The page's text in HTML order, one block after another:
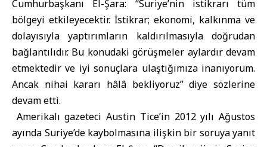
Cumhurbaşkanı El-Şara: “Suriye’nin istikrarı tüm
bölgeyi etkileyecektir. İstikrar; ekonomi, kalkınma ve
dolayısıyla yaptırımların kaldırılmasıyla doğrudan
bağlantılıdır. Bu konudaki görüşmeler aylardır devam
etmektedir ve iyi sonuçlara ulaştığımıza inanıyorum.
Ancak nihai kararı hâlâ bekliyoruz” diye sözlerine
devam etti.
Amerikalı gazeteci Austin Tice’in 2012 yılı Ağustos
ayında Suriye’de kaybolmasına ilişkin bir soruya yanıt